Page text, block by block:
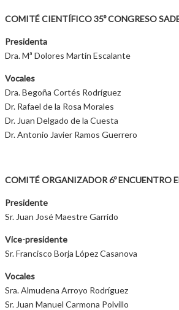
COMITÉ CIENTÍFICO 35º CONGRESO
Presidenta
Dra. Mª Dolores Martín Escalante
Vocales
Dra. Begoña Cortés Rodríguez
Dr. Rafael de la Rosa Morales
Dr. Juan Delgado de la Cuesta
Dr. Antonio Javier Ramos Guerrero
COMITÉ ORGANIZADOR 6º ENCUENTRO
Presidente
Sr. Juan José Maestre Garrido
Vice-presidente
Sr. Francisco Borja López Casanova
Vocales
Sra. Almudena Arroyo Rodríguez
Sr. Juan Manuel Carmona Polvillo